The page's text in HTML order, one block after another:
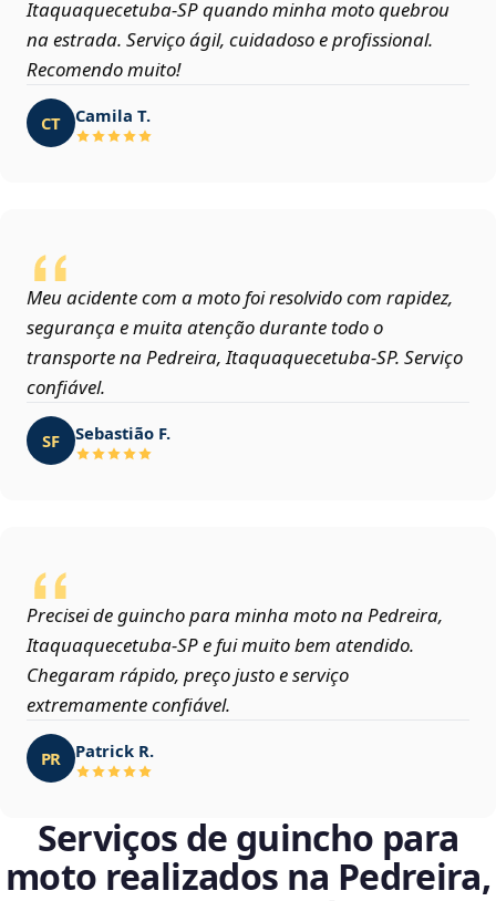
Itaquaquecetuba‑SP quando minha moto quebrou
na estrada. Serviço ágil, cuidadoso e profissional.
Recomendo muito!
CT Camila T.
Meu acidente com a moto foi resolvido com rapidez,
segurança e muita atenção durante todo o
transporte na Pedreira, Itaquaquecetuba‑SP. Serviço
confiável.
SF Sebastião F.
Precisei de guincho para minha moto na Pedreira,
Itaquaquecetuba‑SP e fui muito bem atendido.
Chegaram rápido, preço justo e serviço
extremamente confiável.
PR Patrick R.
Serviços de guincho para
moto realizados na Pedreira,